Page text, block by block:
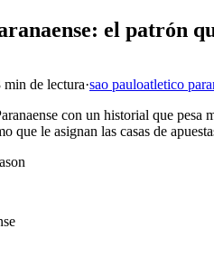
el patrón
min de lectura·sao pauloatletico
con un historial que
que le asignan las casas de